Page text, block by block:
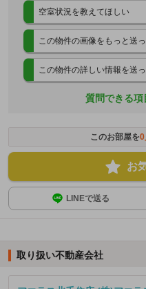
空室状況を教えてほしい
この物件の画像をもっと送
この物件の詳しい情報を送
質問できる項
このお部屋を0
お
LINEで送る
取り扱い不動産会社